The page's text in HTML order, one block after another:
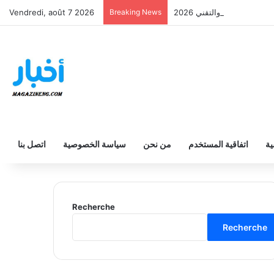
Vendredi, août 7 2026 Breaking News والفني والتقني 2026
اتصل بنا سياسة الخصوصية من نحن اتفاقية المستخدم
Recherche
Recherche